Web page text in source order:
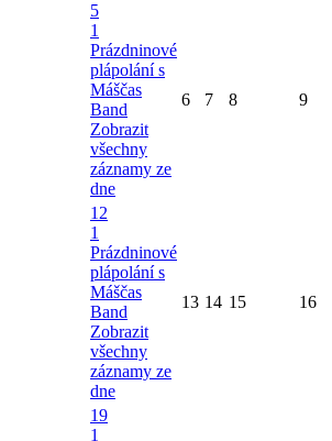
5
1
Prázdninové
plápolání s
Máščas
Band
Zobrazit
všechny
záznamy ze
dne
6 7 8 9
12
1
Prázdninové
plápolání s
Máščas
Band
Zobrazit
všechny
záznamy ze
dne
13 14 15 16
19
1